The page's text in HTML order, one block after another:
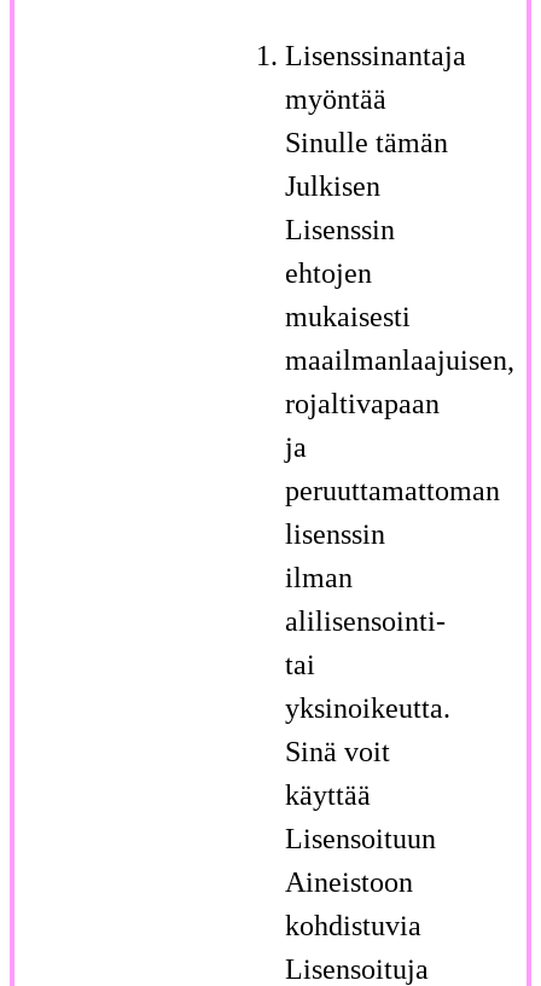
Lisenssinantaja
myöntää
Sinulle tämän
Julkisen
Lisenssin
ehtojen
mukaisesti
maailmanlaajuisen,
rojaltivapaan
ja
peruuttamattoman
lisenssin
ilman
alilisensointi-
tai
yksinoikeutta.
Sinä voit
käyttää
Lisensoituun
Aineistoon
kohdistuvia
Lisensoituja